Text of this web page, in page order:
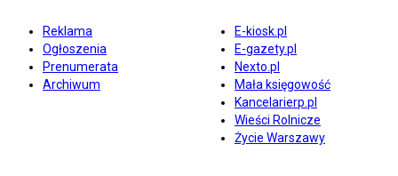
Reklama
Ogłoszenia
Prenumerata
Archiwum
E-kiosk.pl
E-gazety.pl
Nexto.pl
Mała księgowość
Kancelarierp.pl
Wieści Rolnicze
Życie Warszawy